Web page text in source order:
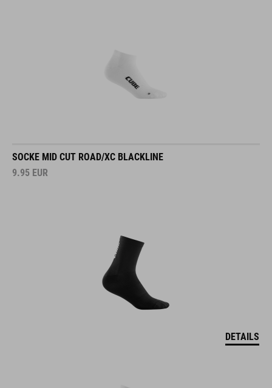
SOCKE MID CUT ROAD/XC BLACKLINE
9.95 EUR
DETAILS